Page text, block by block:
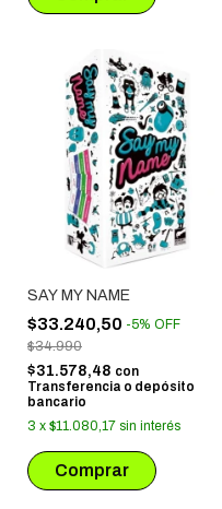
SAY MY NAME
$33.240,50 -5% OFF
$34.990
$31.578,48 con
Transferencia o depósito
bancario
3 x $11.080,17 sin interés